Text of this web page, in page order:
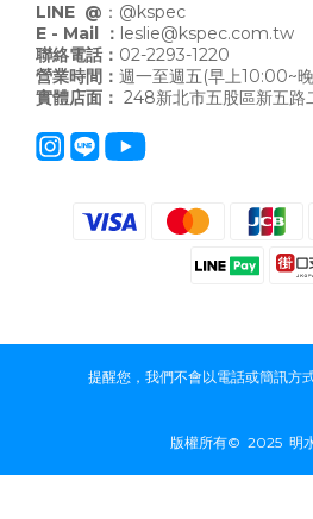
LINE @ ： @kspec
E - Mail ： leslie@kspec.com.tw
聯絡電話： 02-2293-1220
營業時間： 週一至週五(早上10:00~
實體店面： 248新北市五股區新五路
提醒您，我們不會以電話或簡訊方
版權所有© 2025 明